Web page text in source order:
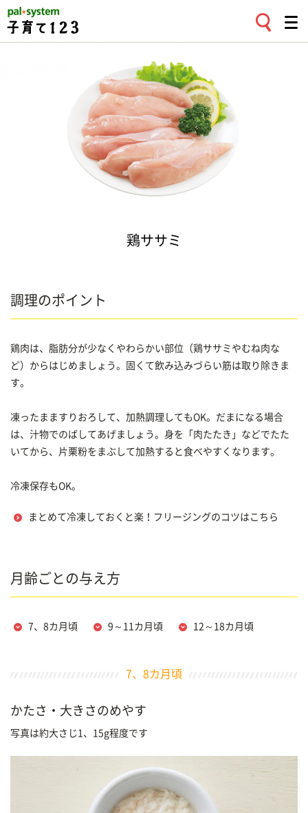
鶏ササミ
調理のポイント
鶏肉は、脂肪分が少なくやわらかい部位（鶏ササミやむね肉な
ど）からはじめましょう。固くて飲み込みづらい筋は取り除きま
す。
凍ったまますりおろして、加熱調理してもOK。だまになる場合
は、汁物でのばしてあげましょう。身を「肉たたき」などでたた
いてから、片栗粉をまぶして加熱すると食べやすくなります。
冷凍保存もOK。
まとめて冷凍しておくと楽！フリージングのコツはこちら
月齢ごとの与え方
7、8カ月頃 9～11カ月頃 12～18カ月頃
7、8カ月頃
かたさ・大きさのめやす
写真は約大さじ1、15g程度です